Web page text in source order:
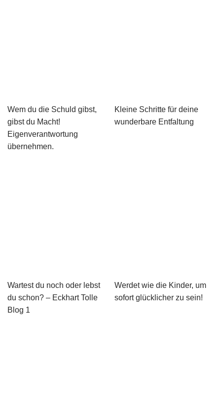
Wem du die Schuld gibst,
gibst du Macht!
Eigenverantwortung
übernehmen.
Kleine Schritte für deine
wunderbare Entfaltung
Wartest du noch oder lebst
du schon? – Eckhart Tolle
Blog 1
Werdet wie die Kinder, um
sofort glücklicher zu sein!